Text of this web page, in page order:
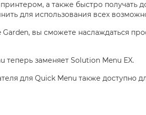
а также быстро получать
для использования всех
Garden, вы сможете наслаждаться
теперь заменяет Solution Menu EX.
для Quick Menu также доступно